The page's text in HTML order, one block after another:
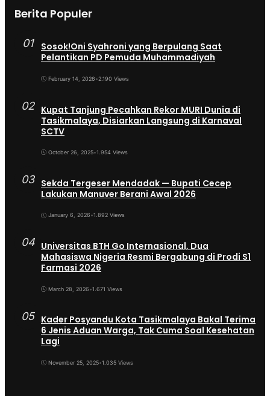
Berita Populer
01
Sosok!Oni Syahroni yang Berpulang Saat
Pelantikan PD Pemuda Muhammadiyah
February 14, 2026•2.190 Views
02 Kupat Tanjung Pecahkan Rekor MURI Dunia di
Tasikmalaya, Disiarkan Langsung di Karnaval
SCTV
October 26, 2025•1.954 Views
03 Sekda Tergeser Mendadak — Bupati Cecep
Lakukan Manuver Berani Awal 2026
January 6, 2026•1.892 Views
04 Universitas BTH Go Internasional, Dua
Mahasiswa Nigeria Resmi Bergabung di Prodi S1
Farmasi 2026
March 28, 2026•1.671 Views
05 Kader Posyandu Kota Tasikmalaya Bakal Terima
6 Jenis Aduan Warga, Tak Cuma Soal Kesehatan
Lagi
November 25, 2025•1.035 Views